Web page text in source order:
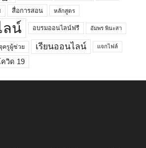
สื่อการสอน หลักสูตร
ลน์ อบรมออนไลน์ฟรี อัมพร พินะสา
ครูผู้ช่วย เรียนออนไลน์ แจกไฟล์
ควิด 19